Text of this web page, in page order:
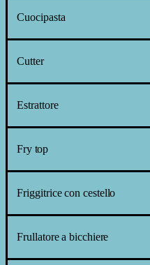
Cuocipasta
Cutter
Estrattore
Fry top
Friggitrice concestello
Frullatore abicchiere